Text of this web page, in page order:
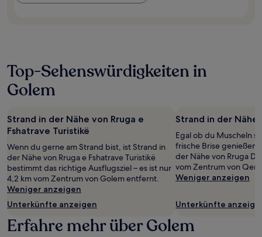
Top-Sehenswürdigkeiten in
Golem
Strand in der Nähe von Rruga e
Fshatrave Turistikë
Wenn du gerne am Strand bist, ist Strand in
der Nähe von Rruga e Fshatrave Turistikë
bestimmt das richtige Ausflugsziel – es ist nur
4,2 km vom Zentrum von Golem entfernt.
Weniger anzeigen
Unterkünfte anzeigen
Strand in der Nähe
Egal ob du Muscheln
frische Brise genießen
der Nähe von Rruga
vom Zentrum von
Weniger anzeigen
Unterkünfte
Erfahre mehr über Golem